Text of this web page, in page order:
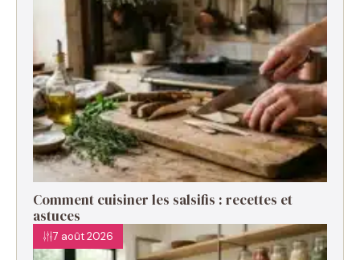
Comment cuisiner les salsifis : recettes et
astuces
7 août 2026